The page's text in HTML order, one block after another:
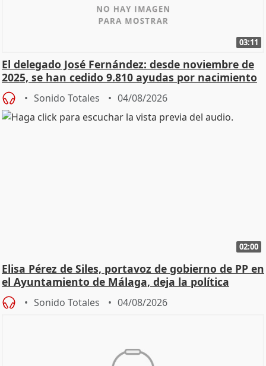
03:11
El delegado José Fernández: desde noviembre de
2025, se han cedido 9.810 ayudas por nacimiento
Sonido Totales 04/08/2026
02:00
Elisa Pérez de Siles, portavoz de gobierno de PP en
el Ayuntamiento de Málaga, deja la política
Sonido Totales 04/08/2026